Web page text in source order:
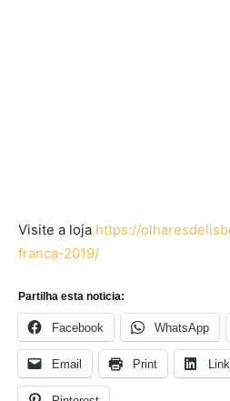
Visite a loja https://
franca-2019/
Partilha esta noticia:
Facebook WhatsApp
Email Print